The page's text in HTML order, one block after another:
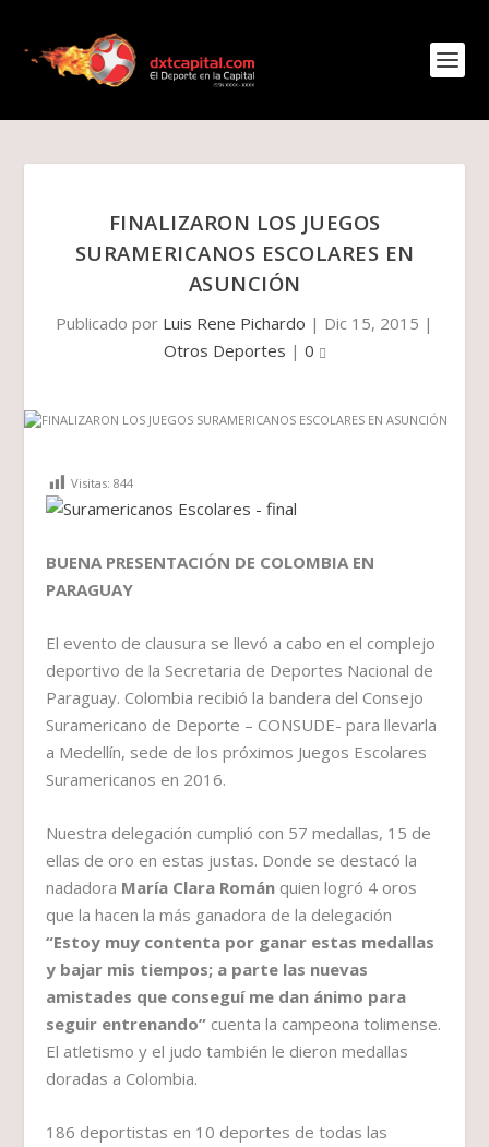
FINALIZARON LOS JUEGOS
SURAMERICANOS ESCOLARES EN
ASUNCIÓN
Publicado por Luis Rene Pichardo | Dic 15, 2015 |
Otros Deportes | 0
Visitas: 844
BUENA PRESENTACIÓN DE COLOMBIA EN
PARAGUAY
El evento de clausura se llevó a cabo en el complejo
deportivo de la Secretaria de Deportes Nacional de
Paraguay. Colombia recibió la bandera del Consejo
Suramericano de Deporte – CONSUDE- para llevarla
a Medellín, sede de los próximos Juegos Escolares
Suramericanos en 2016.
Nuestra delegación cumplió con 57 medallas, 15 de
ellas de oro en estas justas. Donde se destacó la
nadadora María Clara Román quien logró 4 oros
que la hacen la más ganadora de la delegación
“Estoy muy contenta por ganar estas medallas
y bajar mis tiempos; a parte las nuevas
amistades que conseguí me dan ánimo para
seguir entrenando” cuenta la campeona tolimense.
El atletismo y el judo también le dieron medallas
doradas a Colombia.
186 deportistas en 10 deportes de todas las